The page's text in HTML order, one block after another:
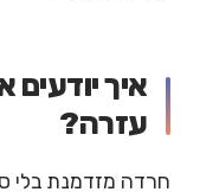
איך
עזרה?
חרדה מזדמנת בלי